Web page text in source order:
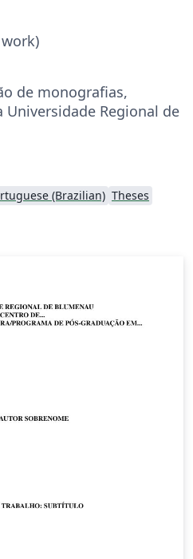
de monografias,
Universidade Regional de
(Brazilian) Theses